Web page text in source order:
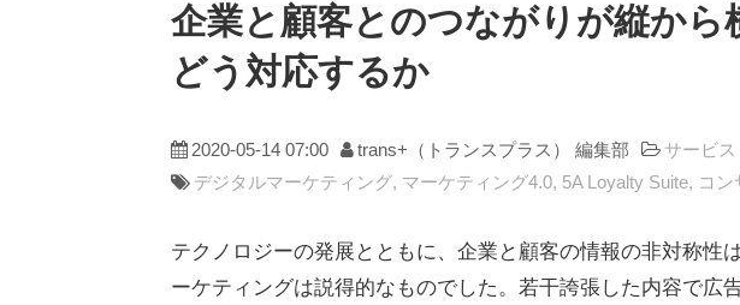
企業と顧客とのつながりが縦から
どう対応するか
2020-05-14 07:00 trans+（トランスプラス） 編集部
サービス
デジタルマーケティング マーケティング4.0 5A Loyalty Suite コン
テクノロジーの発展とともに、企業と顧客の情報の非対称性
ーケティングは説得的なものでした。若干誇張した内容で広